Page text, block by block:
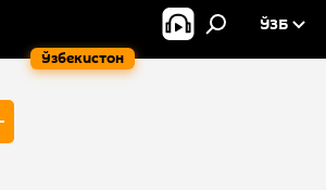
Ўзбекистон
ЎЗБ